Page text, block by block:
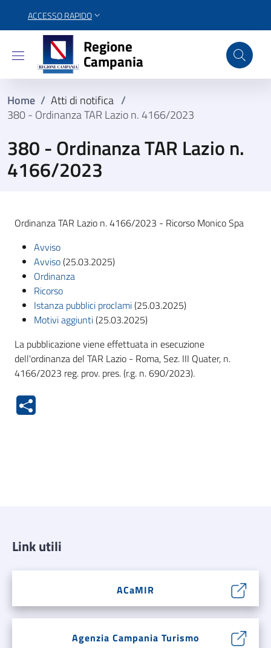
ACCESSO RAPIDO
Regione Campania
Regione
Campania
Home / Atti di notifica /
380 - Ordinanza TAR Lazio n. 4166/2023
380 - Ordinanza TAR Lazio n.
4166/2023
Ordinanza TAR Lazio n. 4166/2023 - Ricorso Monico Spa
Avviso
Avviso(25.03.2025)
Ordinanza
Ricorso
Istanza pubblici proclami(25.03.2025)
Motivi aggiunti(25.03.2025)
La pubblicazione viene effettuata in esecuzione
dell'ordinanza del TAR Lazio - Roma, Sez. III Quater, n.
4166/2023 reg. prov. pres. (r.g. n. 690/2023).
Link utili
ACaMIR
Agenzia Campania Turismo